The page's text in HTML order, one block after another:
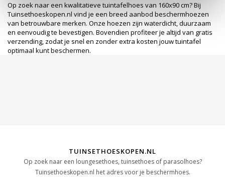
Op zoek naar een kwalitatieve tuintafelhoes van 160x90 cm? Bij
Tuinsethoeskopen.nl vind je een breed aanbod beschermhoezen
van betrouwbare merken. Onze hoezen zijn waterdicht, duurzaam
en eenvoudig te bevestigen. Bovendien profiteer je altijd van gratis
verzending, zodat je snel en zonder extra kosten jouw tuintafel
optimaal kunt beschermen.
TUINSETHOESKOPEN.NL
Op zoek naar een loungesethoes, tuinsethoes of parasolhoes?
Tuinsethoeskopen.nl het adres voor je beschermhoes.